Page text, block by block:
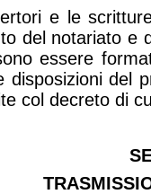
e le
del notariato
essere
disposizioni del
col decreto di